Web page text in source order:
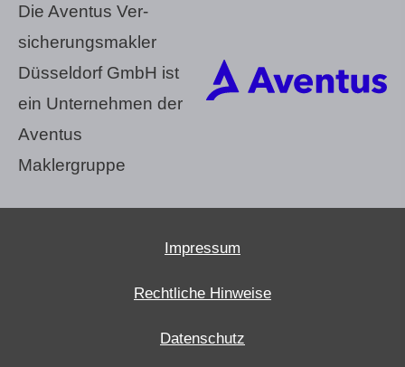
Die Aventus Ver­
sicherungs­makler
Düsseldorf GmbH ist
ein Unternehmen der
Aventus
Maklergruppe
Impressum
Rechtliche Hinweise
Datenschutz